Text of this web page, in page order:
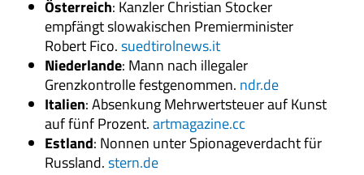
Österreich: Kanzler Christian Stocker
empfängt slowakischen Premierminister
Robert Fico.suedtirolnews.it
Niederlande: Mann nach illegaler
Grenzkontrolle festgenommen. ndr.de
Italien: Absenkung Mehrwertsteuer auf Kunst
auf fünf Prozent.artmagazine.cc
Estland: Nonnen unter Spionageverdacht für
Russland.stern.de